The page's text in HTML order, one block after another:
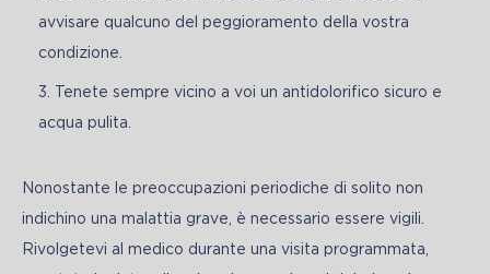
avvisare qualcuno del peggioramento della vostra
condizione.
Tenete sempre vicino a voi un antidolorifico sicuro e
acqua pulita.
Nonostante le preoccupazioni periodiche di solito non
indichino una malattia grave, è necessario essere vigili.
Rivolgetevi al medico durante una visita programmata,